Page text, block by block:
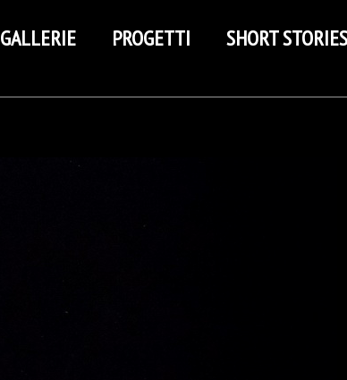
GALLERIE PROGETTI SHORT STORIES